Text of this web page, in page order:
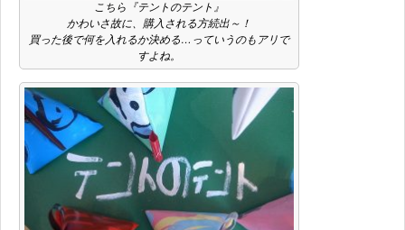
こちら『テントのテント』
かわいさ故に、購入される方続出～！
買った後で何を入れるか決める…っていうのもアリで
すよね。